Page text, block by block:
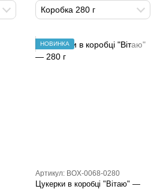
Коробка 280 г
НОВИНКА
Артикул: BOX-0068-0280
Цукерки в коробці "Вітаю" —